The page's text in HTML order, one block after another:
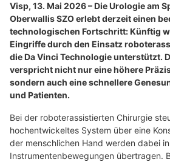
Visp, 13. Mai 2026 – Die Urologie am
Oberwallis SZO erlebt derzeit einen
technologischen Fortschritt: Künftig
Eingriffe durch den Einsatz
die Da Vinci Technologie unterstützt.
verspricht nicht nur eine höhere
sondern auch eine schnellere
und Patienten.
Bei der roboterassistierten Chirurgie
hochentwickeltes System über eine
der menschlichen Hand werden dabei
Instrumentenbewegungen übertragen.